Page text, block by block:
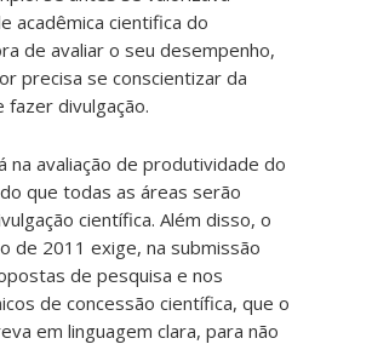
acadêmica cientifica do
de avaliar o seu desempenho,
precisa se conscientizar da
fazer divulgação.
na avaliação de produtividade do
que todas as áreas serão
científica. Além disso, o
de 2011 exige, na submissão
de pesquisa e nos
de concessão científica, que o
em linguagem clara, para não